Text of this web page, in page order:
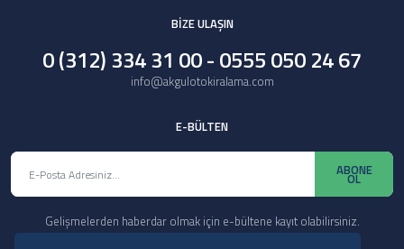
BİZE ULAŞIN
0 (312) 334 31 00 - 0555 050 24 67
info@akgulotokiralama.com
E-BÜLTEN
ABONE
OL
Gelişmelerden haberdar olmak için e-bültene kayıt olabilirsiniz.